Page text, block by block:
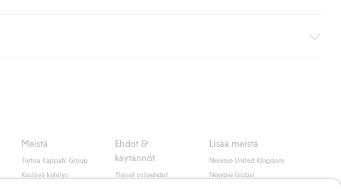
noutopisteeseen tai pakettiautomaattiin (ei koske kotiinkuljetusta). Toimituskulut
Meistä
Tietoa Kappahl Group
Kestävä kehitys
Ehdot &
käytännöt
Yleiset ostoehdot
Lisää meistä
Newbie United Kingdom
Newbie Global